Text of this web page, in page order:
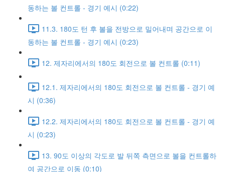
동하는 볼 컨트롤 - 경기 예시 (0:22)
11.3. 180도 턴 후 볼을 전방으로 밀어내며 공간으로 이
동하는 볼 컨트롤 - 경기 예시 (0:23)
12. 제자리에서의 180도 회전으로 볼 컨트롤 (0:11)
12.1. 제자리에서의 180도 회전으로 볼 컨트롤 - 경기 예
시 (0:36)
12.2. 제자리에서의 180도 회전으로 볼 컨트롤 - 경기 예
시 (0:23)
13. 90도 이상의 각도로 발 뒤쪽 측면으로 볼을 컨트롤하
여 공간으로 이동 (0:10)